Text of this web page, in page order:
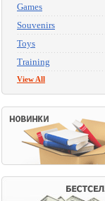
Games
Souvenirs
Toys
Training
View All